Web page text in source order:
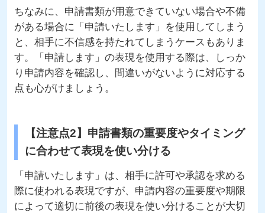
ちなみに、申請書類が用意できていない場合や不備
がある場合に「申請いたします」を使用してしまう
と、相手に不信感を持たれてしまうケースもありま
す。「申請します」の表現を使用する際は、しっか
り申請内容を確認し、間違いがないように対応する
点も心がけましょう。
【注意点2】申請書類の重要度やタイミング
に合わせて表現を使い分ける
「申請いたします」は、相手に許可や承認を求める
際に使われる表現ですが、申請内容の重要度や期限
によって適切に前後の表現を使い分けることが大切